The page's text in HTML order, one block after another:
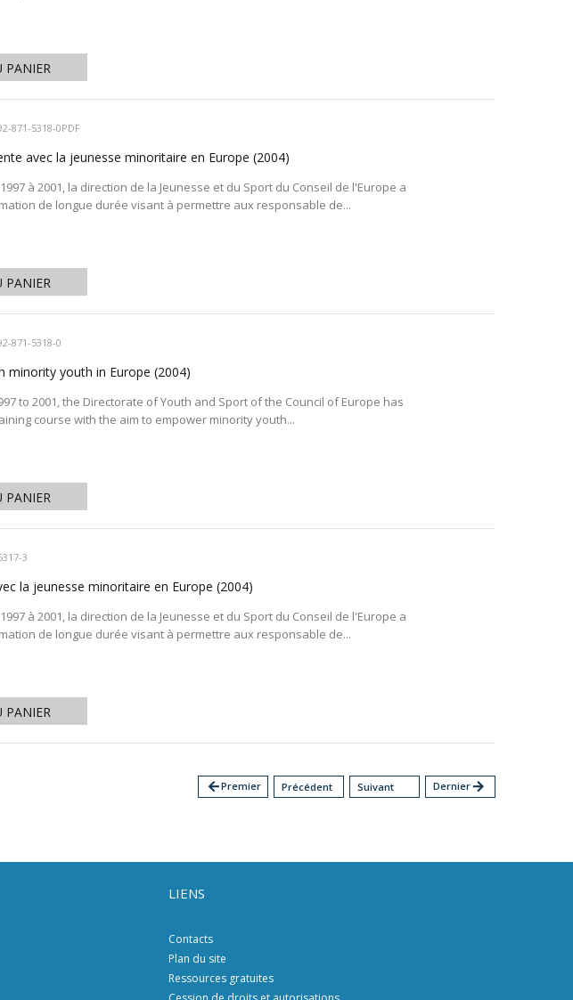
PANIER
871-5318-0PDF
avec la jeunesse minoritaire en Europe (2004)
à 2001, la direction de la Jeunesse et du Sport du Conseil de l'Europe a
de longue durée visant à permettre aux responsable de...
PANIER
871-5318-0
minority youth in Europe (2004)
to 2001, the Directorate of Youth and Sport of the Council of Europe has
course with the aim to empower minority youth...
PANIER
3
la jeunesse minoritaire en Europe (2004)
à 2001, la direction de la Jeunesse et du Sport du Conseil de l'Europe a
de longue durée visant à permettre aux responsable de...
PANIER
arrow_backPremier Précédent Suivant Dernierarrow_forward
LIENS
Contacts
Plan du site
Ressources gratuites